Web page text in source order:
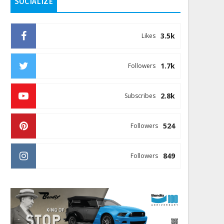
3.5k
Likes
1.7k
Followers
2.8k
Subscribes
524
Followers
849
Followers